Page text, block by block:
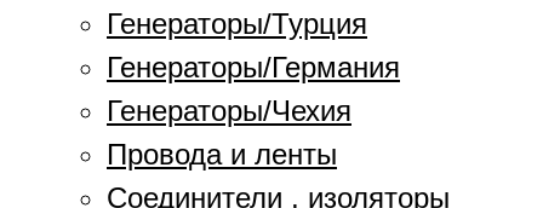
Генераторы/Турция
Генераторы/Германия
Генераторы/Чехия
Провода и ленты
Соединители , изоляторы